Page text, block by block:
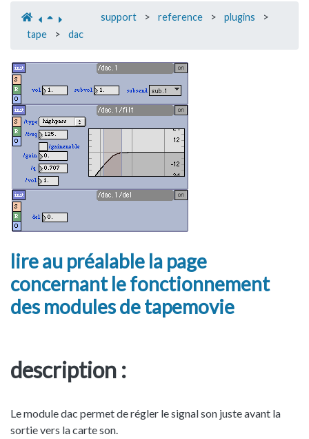
support > reference > plugins
>
tape
> dac
lire au préalable la page
concernant le fonctionnement
des modules de tapemovie
description :
Le module dac permet de régler le signal son juste avant la
sortie vers la carte son.